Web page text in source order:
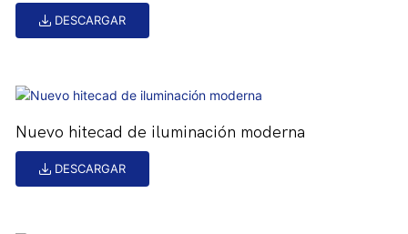
DESCARGAR
Nuevo hitecad de iluminación moderna
DESCARGAR